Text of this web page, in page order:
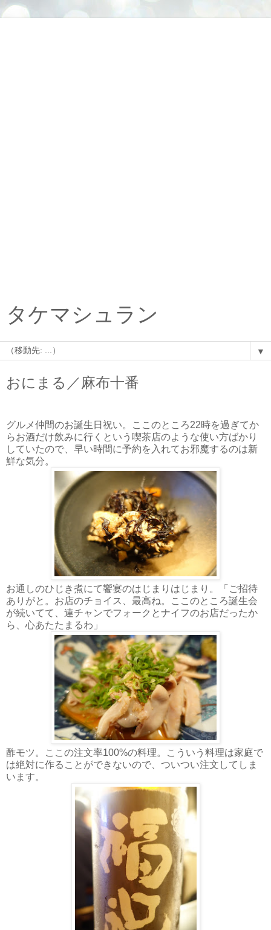
タケマシュラン
▼
おにまる／麻布十番
グルメ仲間のお誕生日祝い。ここのところ22時を過ぎてか
らお酒だけ飲みに行くという喫茶店のような使い方ばかり
していたので、早い時間に予約を入れてお邪魔するのは新
鮮な気分。
お通しのひじき煮にて饗宴のはじまりはじまり。「ご招待
ありがと。お店のチョイス、最高ね。ここのところ誕生会
が続いてて、連チャンでフォークとナイフのお店だったか
ら、心あたたまるわ」
酢モツ。ここの注文率100%の料理。こういう料理は家庭で
は絶対に作ることができないので、ついつい注文してしま
います。